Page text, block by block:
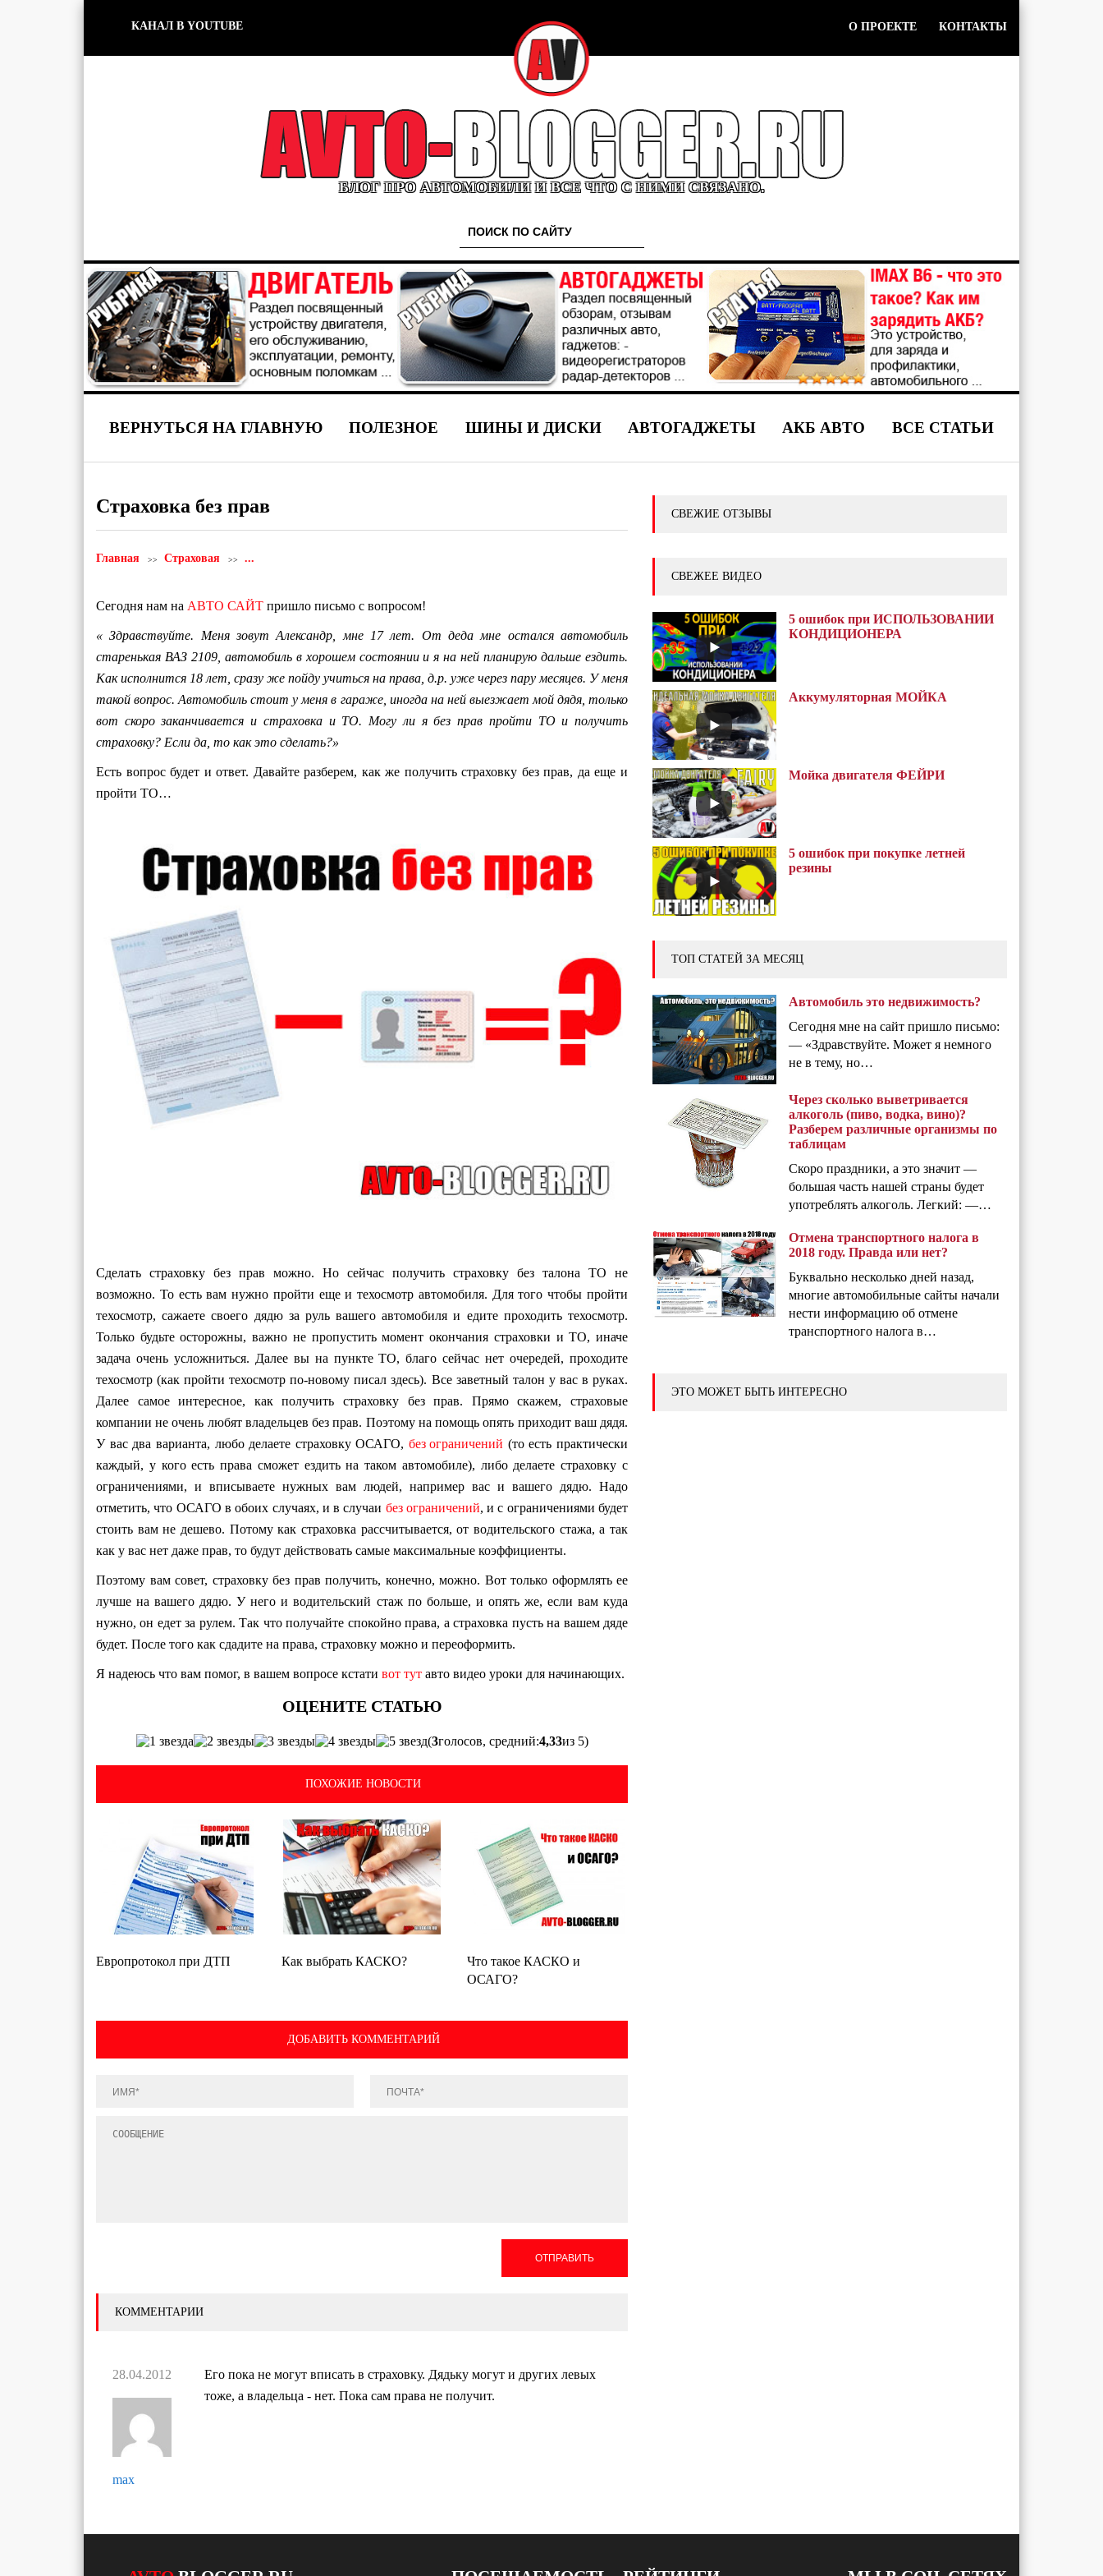
КАНАЛ В YOUTUBE О ПРОЕКТЕ КОНТАКТЫ
БЛОГ ПРО АВТОМОБИЛИ И ВСЕ ЧТО С НИМИ СВЯЗАНО.
ВЕРНУТЬСЯ НА ГЛАВНУЮ ПОЛЕЗНОЕ ШИНЫ И ДИСКИ АВТОГАДЖЕТЫ АКБ АВТО ВСЕ СТАТЬИ
Страховка без прав
Главная Страховая ...
Сегодня нам на АВТО САЙТ пришло письмо с вопросом!
« Здравствуйте. Меня зовут Александр, мне 17 лет. От деда мне остался автомобиль
старенькая ВАЗ 2109, автомобиль в хорошем состоянии и я на ней планирую дальше ездить.
Как исполнится 18 лет, сразу же пойду учиться на права, д.р. уже через пару месяцев. У меня
такой вопрос. Автомобиль стоит у меня в гараже, иногда на ней выезжает мой дядя, только
вот скоро заканчивается и страховка и ТО. Могу ли я без прав пройти ТО и получить
страховку? Если да, то как это сделать?»
Есть вопрос будет и ответ. Давайте разберем, как же получить страховку без прав, да еще и
пройти ТО…
Сделать страховку без прав можно. Но сейчас получить страховку без талона ТО не
возможно. То есть вам нужно пройти еще и техосмотр автомобиля. Для того чтобы пройти
техосмотр, сажаете своего дядю за руль вашего автомобиля и едите проходить техосмотр.
Только будьте осторожны, важно не пропустить момент окончания страховки и ТО, иначе
задача очень усложниться. Далее вы на пункте ТО, благо сейчас нет очередей, проходите
техосмотр (как пройти техосмотр по-новому писал здесь). Все заветный талон у вас в руках.
Далее самое интересное, как получить страховку без прав. Прямо скажем, страховые
компании не очень любят владельцев без прав. Поэтому на помощь опять приходит ваш дядя.
У вас два варианта, любо делаете страховку ОСАГО,без ограничений (то есть практически
каждый, у кого есть права сможет ездить на таком автомобиле), либо делаете страховку с
ограничениями, и вписываете нужных вам людей, например вас и вашего дядю. Надо
отметить, что ОСАГО в обоих случаях, и в случаи без ограничений, и с ограничениями будет
стоить вам не дешево. Потому как страховка рассчитывается, от водительского стажа, а так
как у вас нет даже прав, то будут действовать самые максимальные коэффициенты.
Поэтому вам совет, страховку без прав получить, конечно, можно. Вот только оформлять ее
лучше на вашего дядю. У него и водительский стаж по больше, и опять же, если вам куда
нужно, он едет за рулем. Так что получайте спокойно права, а страховка пусть на вашем дяде
будет. После того как сдадите на права, страховку можно и переоформить.
Я надеюсь что вам помог, в вашем вопросе кстати вот тут авто видео уроки для начинающих.
(3голосов, средний:4,33из 5)
ПОХОЖИЕ НОВОСТИ
Европротокол при ДТП Как выбрать КАСКО?
Что такое КАСКО и
ОСАГО?
ДОБАВИТЬ КОММЕНТАРИЙ
ОТПРАВИТЬ
КОММЕНТАРИИ
28.04.2012
max
Его пока не могут вписать в страховку. Дядьку могут и других левых
тоже, а владельца - нет. Пока сам права не получит.
СВЕЖИЕ ОТЗЫВЫ
СВЕЖЕЕ ВИДЕО
5 ошибок при ИСПОЛЬЗОВАНИИ
КОНДИЦИОНЕРА
Аккумуляторная МОЙКА
Мойка двигателя ФЕЙРИ
5 ошибок при покупке летней
резины
ТОП СТАТЕЙ ЗА МЕСЯЦ
Автомобиль это недвижимость?
Сегодня мне на сайт пришло письмо:
— «Здравствуйте. Может я немного
не в тему, но…
Через сколько выветривается
алкоголь (пиво, водка, вино)?
Разберем различные организмы по
таблицам
Скоро праздники, а это значит —
большая часть нашей страны будет
употреблять алкоголь. Легкий: —…
Отмена транспортного налога в
2018 году. Правда или нет?
Буквально несколько дней назад,
многие автомобильные сайты начали
нести информацию об отмене
транспортного налога в…
ЭТО МОЖЕТ БЫТЬ ИНТЕРЕСНО